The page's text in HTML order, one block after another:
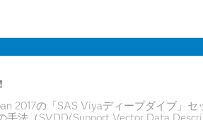
2017の「SAS Viyaディープダイブ」